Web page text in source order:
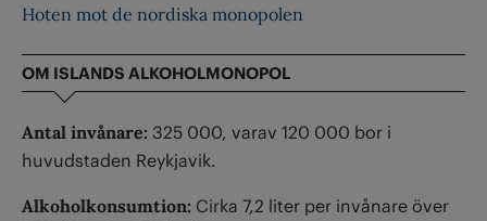
Hoten mot de nordiska monopolen
OM ISLANDS ALKOHOLMONOPOL
Antal invånare: 325 000, varav 120 000 bor i
huvudstaden Reykjavik.
Alkoholkonsumtion: Cirka 7,2 liter per invånare över